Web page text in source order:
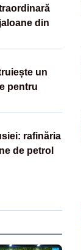
din
un
pentru
rafinăria
de petrol